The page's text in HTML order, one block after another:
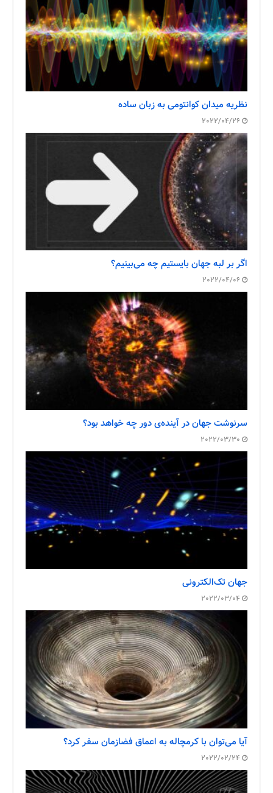
نظریه میدان کوانتومی به زبان ساده
2022/04/26
اگر بر لبه جهان بایستیم چه می‌بینیم؟
2022/04/06
سرنوشت جهان در آینده‌ی دور چه خواهد بود؟
2022/03/30
جهان تک‌الکترونی
2022/03/04
آیا می‌توان با کرمچاله به اعماق فضازمان سفر کرد؟
2022/02/24